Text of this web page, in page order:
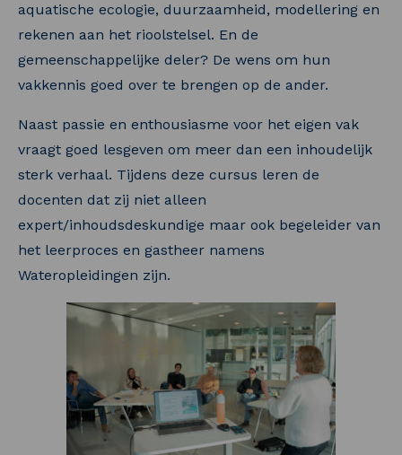
aquatische ecologie, duurzaamheid, modellering en
rekenen aan het rioolstelsel. En de
gemeenschappelijke deler? De wens om hun
vakkennis goed over te brengen op de ander.
Naast passie en enthousiasme voor het eigen vak
vraagt goed lesgeven om meer dan een inhoudelijk
sterk verhaal. Tijdens deze cursus leren de
docenten dat zij niet alleen
expert/inhoudsdeskundige maar ook begeleider van
het leerproces en gastheer namens
Wateropleidingen zijn.